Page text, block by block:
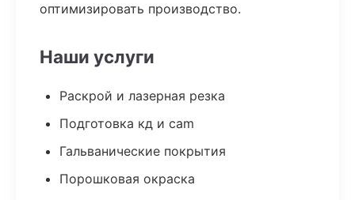
оптимизировать производство.
Наши услуги
Раскрой и лазерная резка
Подготовка кд и cam
Гальванические покрытия
Порошковая окраска